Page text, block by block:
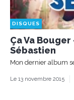
DISQUES
Ça Va
Sébastien
Mon dernier album
Le 13 novembre 2015